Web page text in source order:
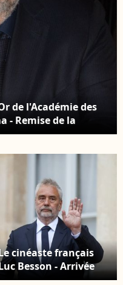
de l'Académie des
- Remise de la
Arts et Techniques
2015.
cinéaste français
Besson - Arrivée
invités au dîner